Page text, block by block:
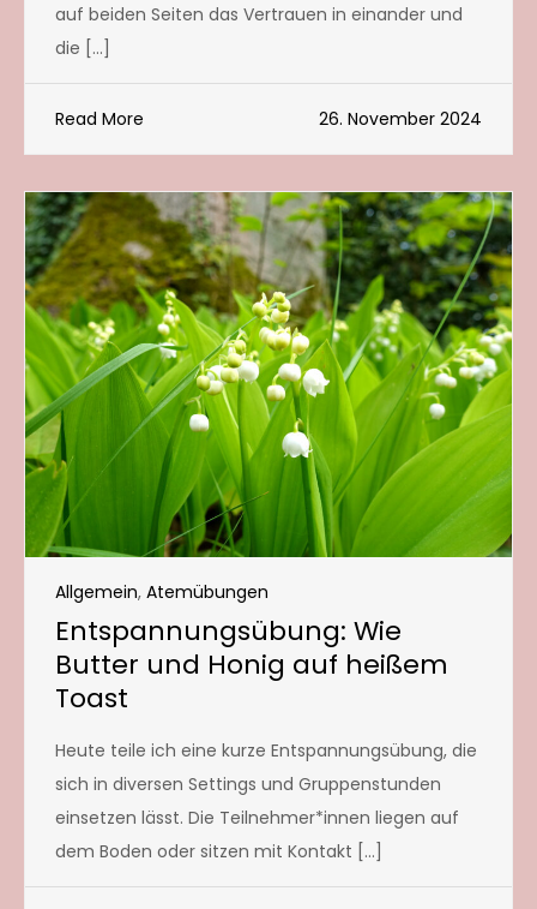
auf beiden Seiten das Vertrauen in einander und
die […]
Read More 26. November 2024
Allgemein, Atemübungen
Entspannungsübung: Wie
Butter und Honig auf heißem
Toast
Heute teile ich eine kurze Entspannungsübung, die
sich in diversen Settings und Gruppenstunden
einsetzen lässt. Die Teilnehmer*innen liegen auf
dem Boden oder sitzen mit Kontakt […]